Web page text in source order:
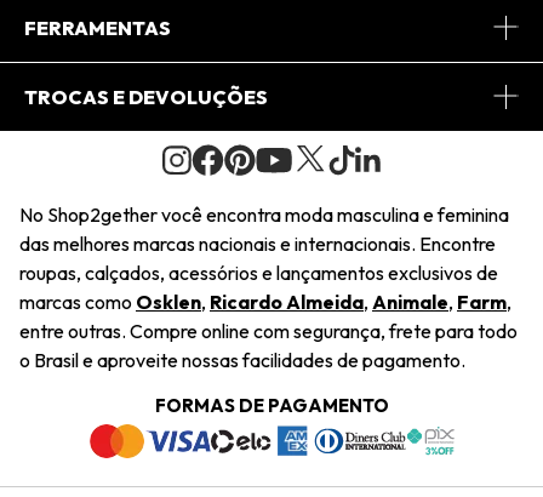
Journal
Saiu na Mídia
Sustentabilidade
Navegando
Termos e Condições
Trabalhe Conosco
Central de Relacionamento
Regulamento e Promoções
FERRAMENTAS
Minha Conta
Pedido de Presente
Wishlist
TROCAS E DEVOLUÇÕES
Condições Gerais
Troca Fácil
Restituição de Pagamento
Dúvidas Frequentes
Termos e Condições
Política de Privacidade
No Shop2gether você encontra moda masculina e feminina
das melhores marcas nacionais e internacionais. Encontre
roupas, calçados, acessórios e lançamentos exclusivos de
marcas como Osklen, Ricardo Almeida, Animale, Farm,
entre outras. Compre online com segurança, frete para todo
o Brasil e aproveite nossas facilidades de pagamento.
FORMAS DE PAGAMENTO